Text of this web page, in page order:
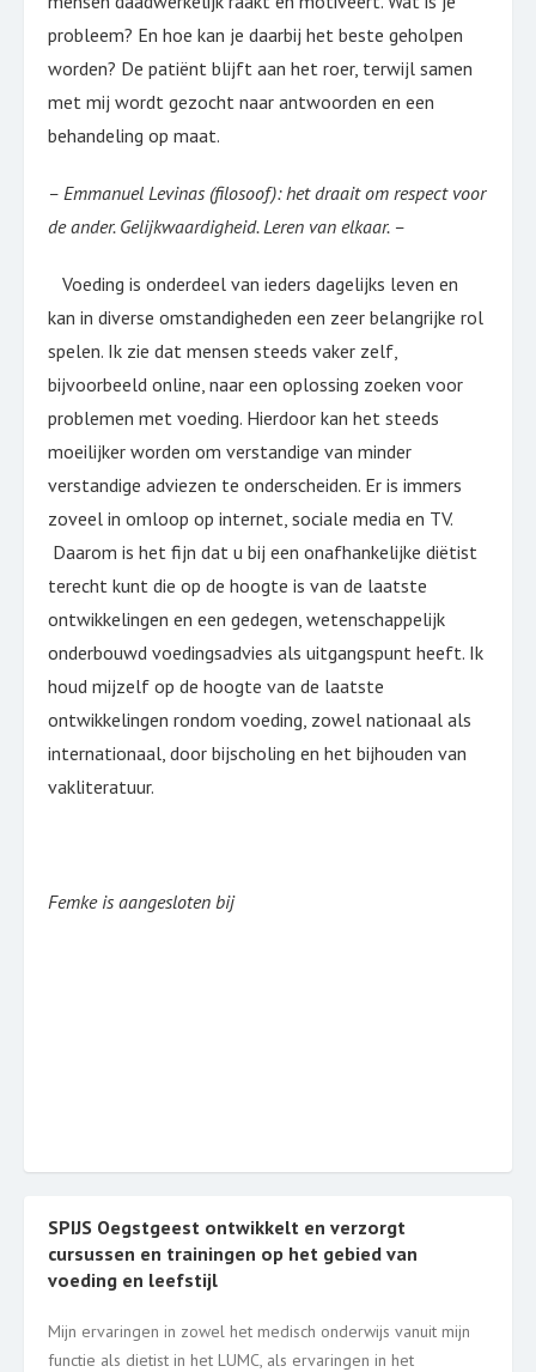
probleem? En hoe kan je daarbij het beste geholpen
worden? De patiënt blijft aan het roer, terwijl samen
met mij wordt gezocht naar antwoorden en een
behandeling op maat.
– Emmanuel Levinas (filosoof): het draait om respect voor
de ander. Gelijkwaardigheid. Leren van elkaar. –
Voeding is onderdeel van ieders dagelijks leven en
kan in diverse omstandigheden een zeer belangrijke rol
spelen. Ik zie dat mensen steeds vaker zelf,
bijvoorbeeld online, naar een oplossing zoeken voor
problemen met voeding. Hierdoor kan het steeds
moeilijker worden om verstandige van minder
verstandige adviezen te onderscheiden. Er is immers
zoveel in omloop op internet, sociale media en TV.
Daarom is het fijn dat u bij een onafhankelijke diëtist
terecht kunt die op de hoogte is van de laatste
ontwikkelingen en een gedegen, wetenschappelijk
onderbouwd voedingsadvies als uitgangspunt heeft. Ik
houd mijzelf op de hoogte van de laatste
ontwikkelingen rondom voeding, zowel nationaal als
internationaal, door bijscholing en het bijhouden van
vakliteratuur.
Femke is aangesloten bij
SPIJS Oegstgeest ontwikkelt en verzorgt
cursussen en trainingen op het gebied van
voeding en leefstijl
Mijn ervaringen in zowel het medisch onderwijs vanuit mijn
functie als dietist in het LUMC, als ervaringen in het